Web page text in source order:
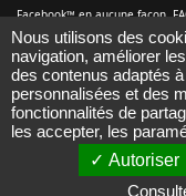
Facebook™️ en aucune façon.
FACEBOOK, Inc. GOOGLE™️ et
Inc.
[Conditions
confidentialité]
Conception Website/
Nous utilisons des
navigation, améliorer
des contenus adaptés
personnalisées et des
fonctionnalités de
les accepter, les
Autoriser